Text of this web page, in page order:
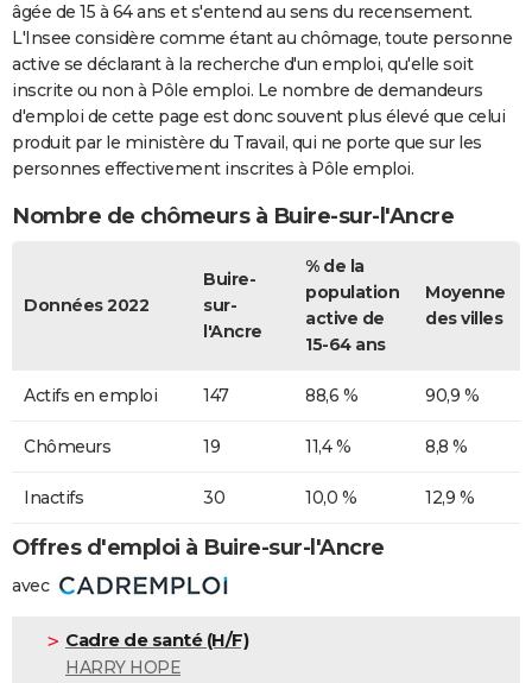
âgée de 15 à 64 ans et s'entend au sens du recensement.
L'Insee considère comme étant au chômage, toute personne
active se déclarant à la recherche d'un emploi, qu'elle soit
inscrite ou non à Pôle emploi. Le nombre de demandeurs
d'emploi de cette page est donc souvent plus élevé que celui
produit par le ministère du Travail, qui ne porte que sur les
personnes effectivement inscrites à Pôle emploi.
Nombre de chômeurs à Buire-sur-l'Ancre
Données 2022
Buire-
sur-
l'Ancre
% de la
population
active de
15-64 ans
Moyenne
des villes
Actifs en emploi 147 88,6 % 90,9 %
Chômeurs 19 11,4 % 8,8 %
Inactifs 30 10,0 % 12,9 %
Offres d'emploi à Buire-sur-l'Ancre
avec
Cadre de santé (H/F)
HARRY HOPE